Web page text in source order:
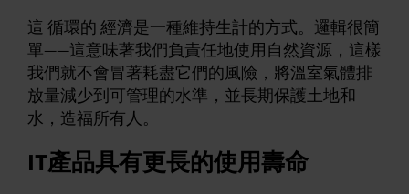
這 循環的 經濟是一種維持生計的方式。邏輯很簡
單——這意味著我們負責任地使用自然資源，這樣
我們就不會冒著耗盡它們的風險，將溫室氣體排
放量減少到可管理的水準，並長期保護土地和
水，造福所有人。
IT產品具有更長的使用壽命